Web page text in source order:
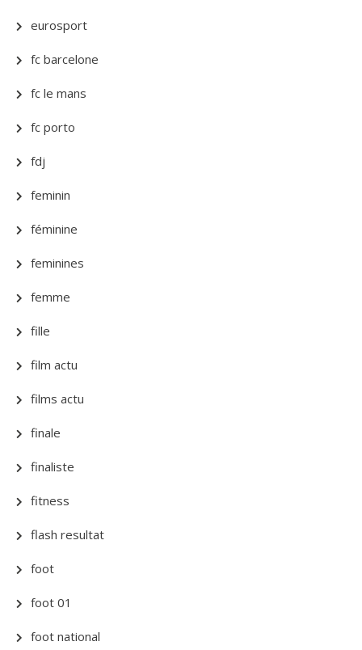
eurosport
fc barcelone
fc le mans
fc porto
fdj
feminin
féminine
feminines
femme
fille
film actu
films actu
finale
finaliste
fitness
flash resultat
foot
foot 01
foot national